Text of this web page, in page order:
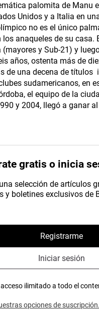
palomita de Manu
Unidos y a Italia en
no es el único
los anaqueles de su casa.
(mayores y Sub-21) y
años, ostenta más de
de una decena de títulos
sudamericanos, en
el equipo de la
y 2004, llegó a ganar
gratis o inicia
selección de artículos
y boletines exclusivos de
Registrarme
Iniciar sesión
ilimitado a todo el
opciones de suscripción.